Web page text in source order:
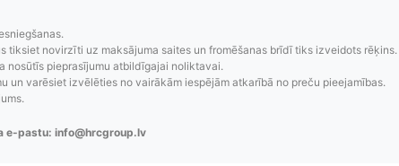
piegādes
order u.c.
Visi pieejamie piegādes veidi un to
bez lietotāja konta
tiksiet novirzīti uz maksājuma saites un fromēšanas brīdī tiks izveidots rēķins.
nosūtīs pieprasījumu atbildīgajai noliktavai.
un varēsiet izvēlēties no vairākām iespējām atkarībā no preču pieejamības.
e-pastu: info@hrcgroup.lv